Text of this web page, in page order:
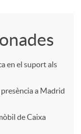
en el suport als
a Madrid
de Caixa